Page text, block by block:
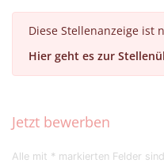
Diese Stellenanzeige ist
Hier geht es zur
Jetzt bewerben
Alle mit * markierten Felder